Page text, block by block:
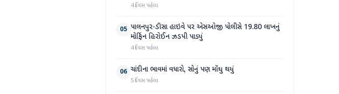
4 દિવસ પહેલા
05 પાલનપુર-ડીસા હાઇવે પર એસઓજી પોલીસે 19.80 લાખનું
મોર્ફિન હિરોઈન ઝડપી પાડ્યું
4 દિવસ પહેલા
06 ચાંદીના ભાવમાં વધારો, સોનું પણ મોંઘુ થયું
5 દિવસ પહેલા